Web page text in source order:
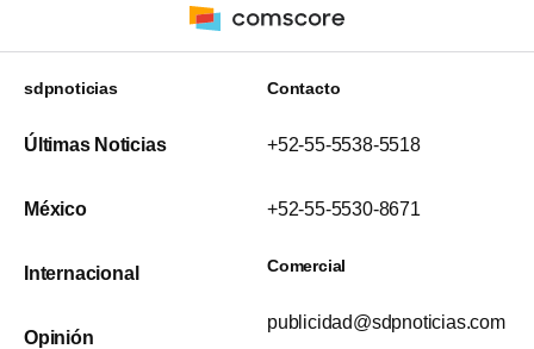
sdpnoticias
Últimas Noticias
México
Internacional
Opinión
Contacto
+52-55-5538-5518
+52-55-5530-8671
Comercial
publicidad@sdpnoticias.com